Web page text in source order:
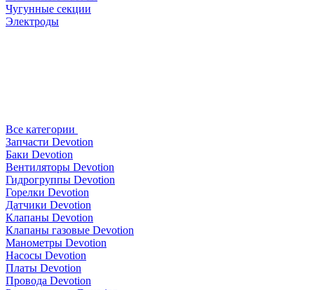
Чугунные секции
Электроды
Все категории
Запчасти Devotion
Баки Devotion
Вентиляторы Devotion
Гидрогруппы Devotion
Горелки Devotion
Датчики Devotion
Клапаны Devotion
Клапаны газовые Devotion
Манометры Devotion
Насосы Devotion
Платы Devotion
Провода Devotion